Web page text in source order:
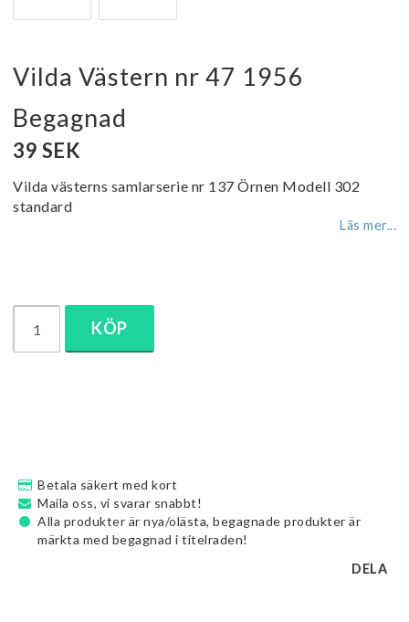
Vilda Västern nr 47 1956
Begagnad
39 SEK
Vilda västerns samlarserie nr 137 Örnen Modell 302
standard
Läs mer...
KÖP
Betala säkert med kort
Maila oss, vi svarar snabbt!
Alla produkter är nya/olästa, begagnade produkter är
märkta med begagnad i titelraden!
DELA